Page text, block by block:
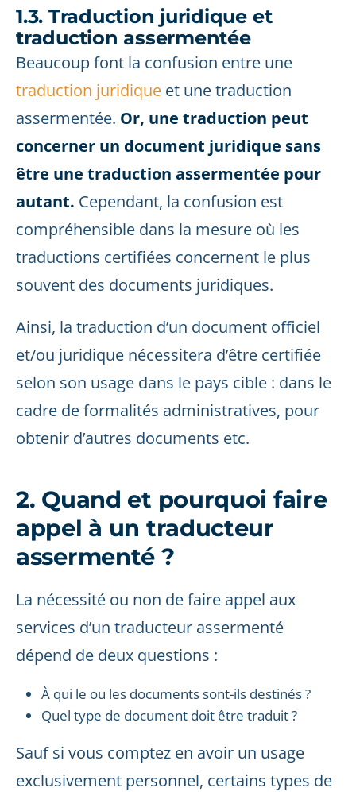
1.3. Traduction juridique et
traduction assermentée
Beaucoup font la confusion entre une
traduction juridique et une traduction
assermentée. Or, une traduction peut
concerner un document juridique sans
être une traduction assermentée pour
autant. Cependant, la confusion est
compréhensible dans la mesure où les
traductions certifiées concernent le plus
souvent des documents juridiques.
Ainsi, la traduction d’un document officiel
et/ou juridique nécessitera d’être certifiée
selon son usage dans le pays cible : dans le
cadre de formalités administratives, pour
obtenir d’autres documents etc.
2. Quand et pourquoi faire
appel à un traducteur
assermenté ?
La nécessité ou non de faire appel aux
services d’un traducteur assermenté
dépend de deux questions :
À qui le ou les documents sont-ils destinés ?
Quel type de document doit être traduit ?
Sauf si vous comptez en avoir un usage
exclusivement personnel, certains types de